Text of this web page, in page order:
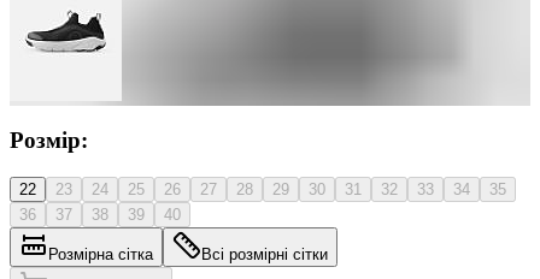
Розмір:
22 23 24 25 26 27 28 29 30 31 32 33 34
35
36
37 38 39 40
Розмірна сітка Всі розмірні сітки